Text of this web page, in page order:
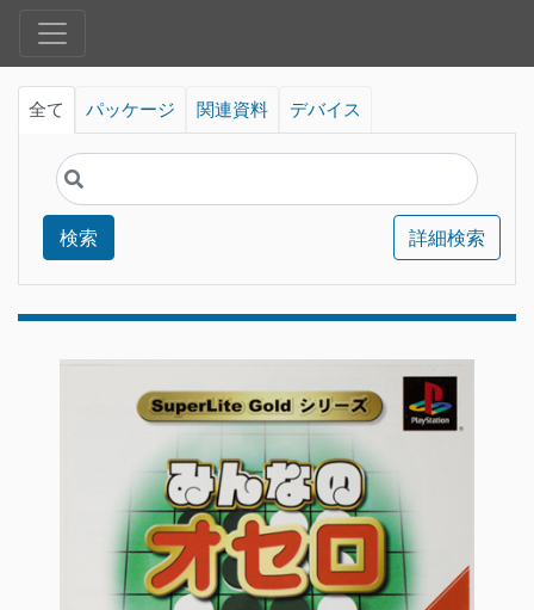
全て パッケージ 関連資料 デバイス
検索 詳細検索